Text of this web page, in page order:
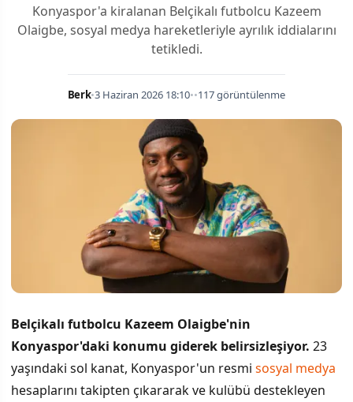
Konyaspor'a kiralanan Belçikalı futbolcu Kazeem
Olaigbe, sosyal medya hareketleriyle ayrılık iddialarını
tetikledi.
Berk•3 Haziran 2026 18:10••117 görüntülenme
Belçikalı futbolcu Kazeem Olaigbe'nin
Konyaspor'daki konumu giderek belirsizleşiyor. 23
yaşındaki sol kanat, Konyaspor'un resmi sosyal medya
hesaplarını takipten çıkararak ve kulübü destekleyen